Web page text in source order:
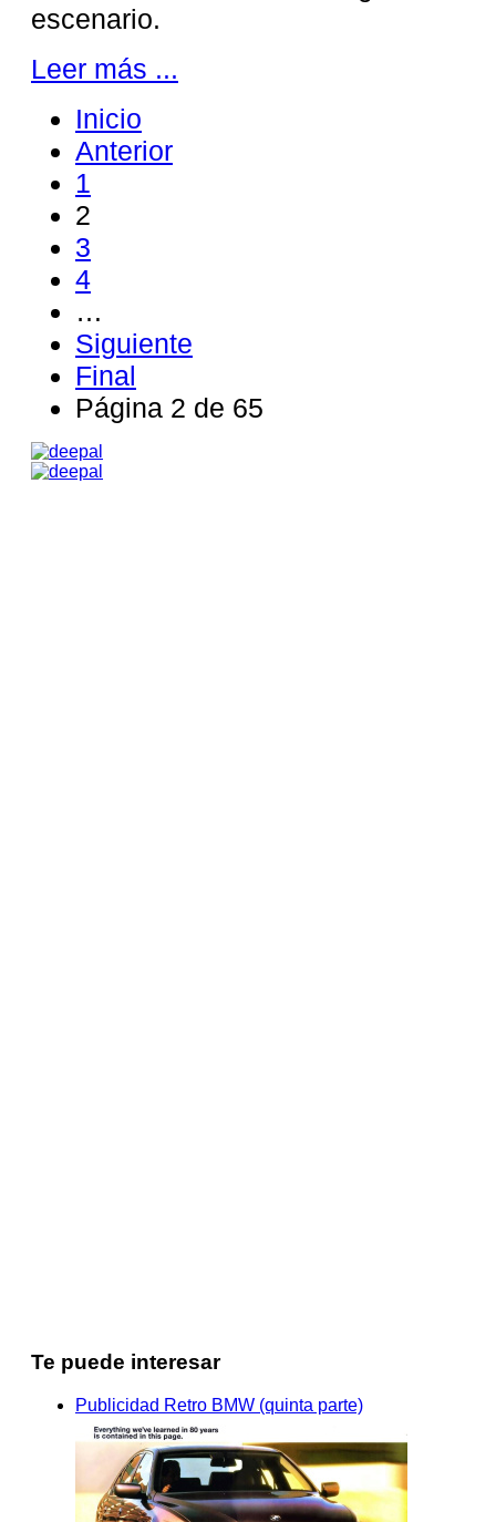
escenario.
Leer más ...
Inicio
Anterior
1
2
3
4
…
Siguiente
Final
Página 2 de 65
Te puede interesar
Publicidad Retro BMW (quinta parte)